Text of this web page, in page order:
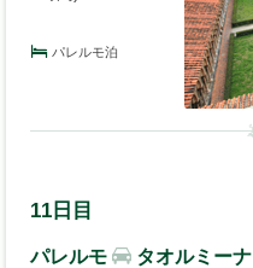
パレルモ泊
11日目
パレルモ タオルミーナ